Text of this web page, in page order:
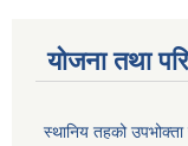
योजना तथा
स्थानिय तहको